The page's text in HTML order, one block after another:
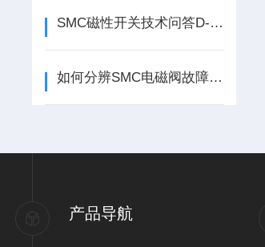
SMC磁性开关技术问答D-M9B
如何分辨SMC电磁阀故障原因？
产品导航